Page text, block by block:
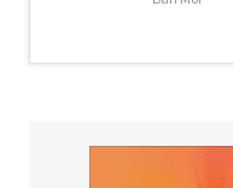
kérdezte, miből jött rá
között nem csak